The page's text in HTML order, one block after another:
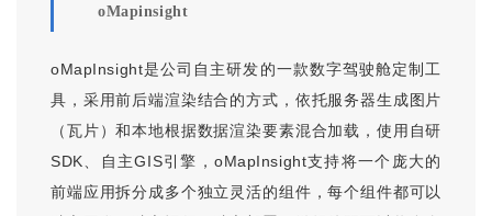
oMapinsight
oMapInsight是公司自主研发的一款数字驾驶舱定制工
具，采用前后端渲染结合的方式，依托服务器生成图片
（瓦片）和本地根据数据渲染要素混合加载，使用自研
SDK、自主GIS引擎，oMapInsight支持将一个庞大的
前端应用拆分成多个独立灵活的组件，每个组件都可以